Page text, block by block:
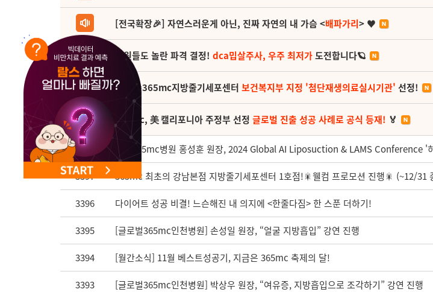
[전국확장🎉] 자연스러운게 아닌, 진짜 자연의 내 가슴 <배파가리> ♥
직원들도 놀란 파격 결정! dca밉살주사, 우주 최저가도전합니다🪐
(축) 🎉365mc지방줄기세포센터 보건복지부 지정 '첨단재생의료실시기관' 선정!
365mc, 美 캘리포니아 주정부 선정 글로벌 진출 성공 사례로 공식 등재! 🏅
3398 부산365mc병원 홍성훈 원장, 2024 Global AI Liposuction & LAMS Conference '
3397 365mc 최초의 강남본점 지방줄기세포센터 1호점!🎇웰컴 프로모션 진행🎇 (~12/31
3396 다이어트 성공 비결! 느슨해진 내 의지에 <한줄다짐> 한 스푼 더하기!
3395 [글로벌365mc인천병원] 손성일 원장, “얼굴 지방흡입” 강연 진행
3394 [월간소식] 11월 베스트성공기, 지금은 365mc 축제의 달!
3393 [글로벌365mc인천병원] 박상우 원장, “여유증, 지방흡입으로 조각하기” 강연 진행